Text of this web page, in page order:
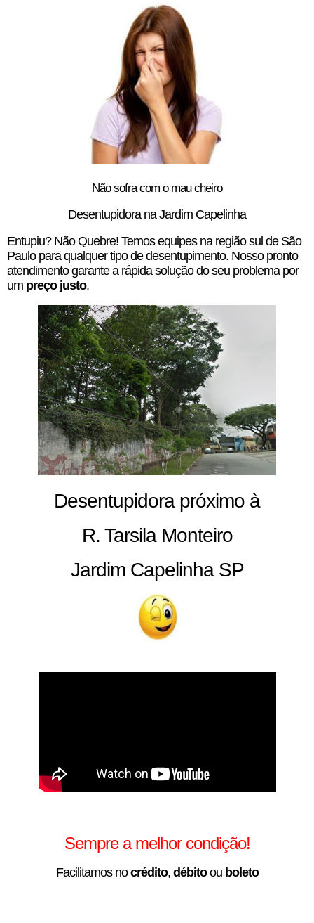
Não sofra com o mau cheiro
Desentupidora na Jardim Capelinha
Entupiu? Não Quebre! Temos equipes na região sul de São
Paulo para qualquer tipo de desentupimento. Nosso pronto
atendimento garante a rápida solução do seu problema por
um preço justo.
Desentupidora próximo à
R. Tarsila Monteiro
Jardim Capelinha SP
Sempre a melhor condição!
Facilitamos nocrédito, débitoou boleto